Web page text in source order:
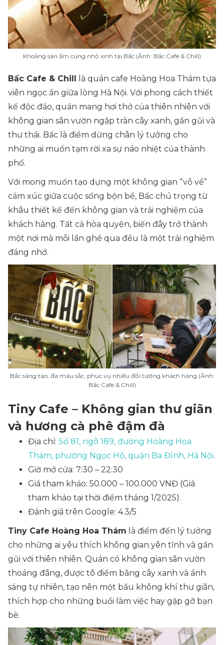
Khoảng sân ấm cúng nhỏ xinh tại Bấc (Ảnh: Bấc Cafe & Chill)
Bấc Cafe & Chill là quán cafe Hoàng Hoa Thám tựa
viên ngọc ẩn giữa lòng Hà Nội. Với phong cách thiết
kế độc đáo, quán mang hơi thở của thiên nhiên với
không gian sân vườn ngập tràn cây xanh, gần gũi và
thư thái. Bấc là điểm dừng chân lý tưởng cho
những ai muốn tạm rời xa sự náo nhiệt của thành
phố.
Với mong muốn tạo dựng một không gian “vỗ về”
cảm xúc giữa cuộc sống bộn bề, Bấc chú trọng từ
khâu thiết kế đến không gian và trải nghiệm của
khách hàng. Tất cả hòa quyện, biến đây trở thành
một nơi mà mỗi lần ghé qua đều là một trải nghiệm
đáng nhớ.
Bấc sáng tạo, đa màu sắc, phục vụ nhiều đối tượng khách hàng (Ảnh:
Bấc Cafe & Chill)
Tiny Cafe – Không gian thư giãn
và hương cà phê đậm đà
Địa chỉ: Số 81, ngõ 189, đường Hoàng Hoa
Thám, phường Ngọc Hồ, quận Ba Đình, Hà Nội.
Giờ mở cửa: 7:30 – 22:30
Giá tham khảo: 50.000 – 100.000 VNĐ (Giá
tham khảo tại thời điểm tháng 1/2025).
Đánh giá trên Google: 4.3/5
Tiny Cafe Hoàng Hoa Thám là điểm đến lý tưởng
cho những ai yêu thích không gian yên tĩnh và gần
gũi với thiên nhiên. Quán có không gian sân vườn
thoáng đãng, được tô điểm bằng cây xanh và ánh
sáng tự nhiên, tạo nên một bầu không khí thư giãn,
thích hợp cho những buổi làm việc hay gặp gỡ bạn
bè.